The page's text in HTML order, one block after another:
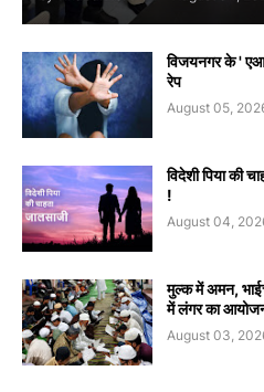
विजयनगर के '
रेप
August 05,
विदेशी पिया की
!
August 04,
मुल्क में अमन,
में लंगर का
August 03,